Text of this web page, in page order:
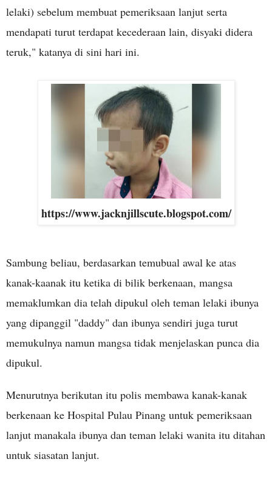
lelaki) sebelum membuat pemeriksaan lanjut serta
mendapati turut terdapat kecederaan lain, disyaki didera
teruk," katanya di sini hari ini.
https://www.jacknjillscute.blogspot.com/
Sambung beliau, berdasarkan temubual awal ke atas
kanak-kaanak itu ketika di bilik berkenaan, mangsa
memaklumkan dia telah dipukul oleh teman lelaki ibunya
yang dipanggil "daddy" dan ibunya sendiri juga turut
memukulnya namun mangsa tidak menjelaskan punca dia
dipukul.
Menurutnya berikutan itu polis membawa kanak-kanak
berkenaan ke Hospital Pulau Pinang untuk pemeriksaan
lanjut manakala ibunya dan teman lelaki wanita itu ditahan
untuk siasatan lanjut.